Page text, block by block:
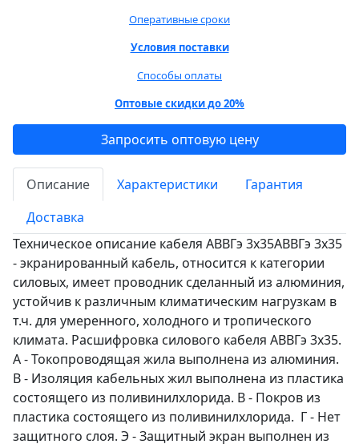
Оперативные сроки
Условия поставки
Способы оплаты
Оптовые скидки до 20%
Запросить оптовую цену
Описание Характеристики
Гарантия
Доставка
Техническое описание кабеля АВВГэ 3х35АВВГэ 3х35
- экранированный кабель, относится к категории
силовых, имеет проводник сделанный из алюминия,
устойчив к различным климатическим нагрузкам в
т.ч. для умеренного, холодного и тропического
климата. Расшифровка силового кабеля АВВГэ 3х35.
А - Токопроводящая жила выполнена из алюминия.
В - Изоляция кабельных жил выполнена из пластика
состоящего из поливинилхлорида. В - Покров из
пластика состоящего из поливинилхлорида. Г - Нет
защитного слоя. Э - Защитный экран выполнен из